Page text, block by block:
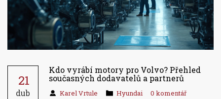
21
dub
Kdo vyrábí motory pro Volvo? Přehled
současných dodavatelů a partnerů
Karel Vrtule Hyundai 0 komentář